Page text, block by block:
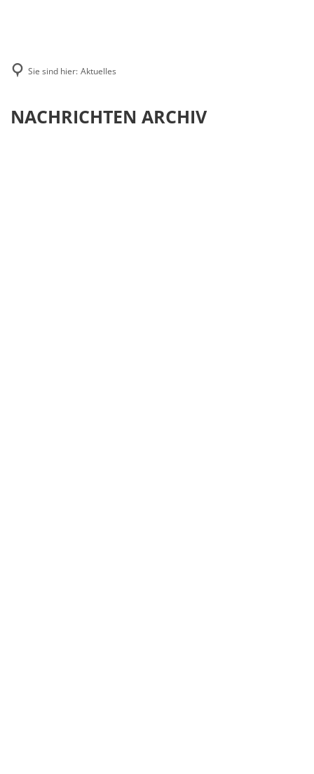
Sie sind hier: Aktuelles
Aktuelles
NACHRICHTEN ARCHIV